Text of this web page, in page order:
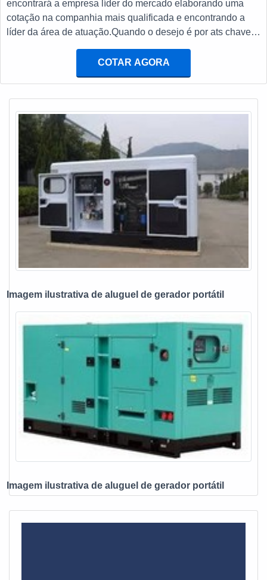
transferência automática ats e baterias estacionárias com
ótima qualidade e proteção.Se diferenciando dentro de seu
atendimento cuidadoso e que busca a satisfação do cliente.
tem feito a diferença no mercado por toda seriedade e
qualidade o que garante a melhor experiência para
parceiros novos e antigos....
encontrará a empresa líder do mercado elaborando uma
cotação na companhia mais qualificada e encontrando a
líder da área de atuação.Quando o desejo é por ats chave
de transferência, com os profissionais da E. C. A.
Equipamentos Eletrônicos o cliente receberá assertividade
com pagamento acessível.UM POUCO MAIS SOBRE ATS
com escritório de alta qualidade onde são realizadas as
atividades e estrutura suficiente para atender todas as
demandas, tudo isso para garantir que se tenha ats chave
de transferência com proteção.Há muitas maneiras
eficientes de uma empresa demonstrar competência,
excelência e destaque em sua área de atuação. A E. C. A.
Equipamentos Eletrônicos se mostra referência por ter:
Soluções para sistemas críticos de energia; Atendimentos a
indústrias e comércios de diversos ramos; Matéria-prima de
excelente qualidade; Profissionais com vasta experiência
lucratividade, deve oferecer produtos e serviços que tenham
primordiais que são deixados de lado por muitas empresas
que não focam na fidelização do cliente.Esses e outros
motivos são a razão pela qual a E. C. A. Equipamentos
Eletrônicos é uma empresa altamente qualificada quando
exploramos o segmento de vendas e assistência técnica de
no-break, estabilizadores, grupo gerador e instalações
elétricas. A empresa objetiva garantir a tecnologia e
desenvolvimento no que gera resultado e qualidade para os
clientes.A EMPRESA MAIS QUALIFICADA DO
SEGMENTONa E. C. A. Equipamentos Eletrônicos tem a
solução ideal para vendas e assistência técnica de no-
elétricas. São diversas opções disponibilizadas, como
COTAR AGORA
Imagem ilustrativa de aluguel de gerador portátil
Imagem ilustrativa de aluguel de gerador portátil